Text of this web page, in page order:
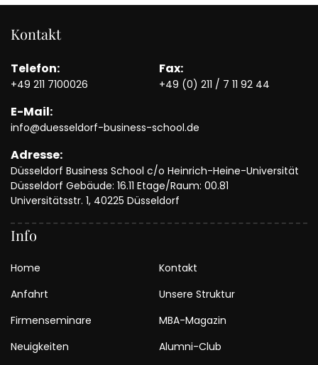
Kontakt
Telefon:
+49 211 7100026
Fax:
+49 (0) 211 / 7 11 92 44
E-Mail:
info@duesseldorf-business-school.de
Adresse:
Düsseldorf Business School c/o Heinrich-Heine-Universität
Düsseldorf Gebäude: 16.11 Etage/Raum: 00.81
Universitätsstr. 1, 40225 Düsseldorf
Info
Home
Kontakt
Anfahrt
Unsere Struktur
Firmenseminare
MBA-Magazin
Neuigkeiten
Alumni-Club